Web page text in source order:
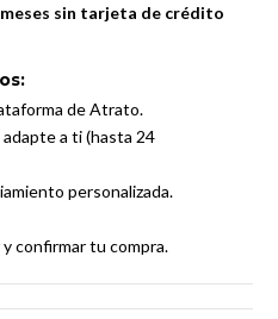
sin tarjeta de crédito
de Atrato.
adapte a ti (hasta 24
personalizada.
confirmar tu compra.